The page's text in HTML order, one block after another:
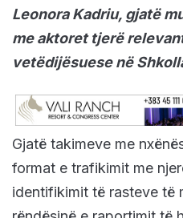
Leonora Kadriu, gjatë
me aktoret tjerë
vetëdijësuese në
Gjatë takimeve me
format e trafikimit me
identifikimit të rasteve të